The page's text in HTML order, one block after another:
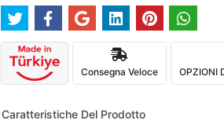
Consegna Veloce OPZIONI
Caratteristiche Del Prodotto